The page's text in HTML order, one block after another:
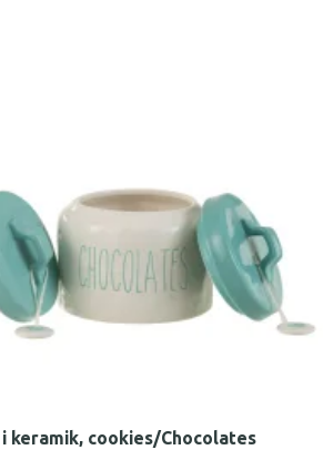
keramik, cookies/Chocolates